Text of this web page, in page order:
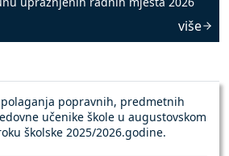
više
polaganja popravnih, predmetnih
učenike škole u augustovskom
školske 2025/2026.godine.